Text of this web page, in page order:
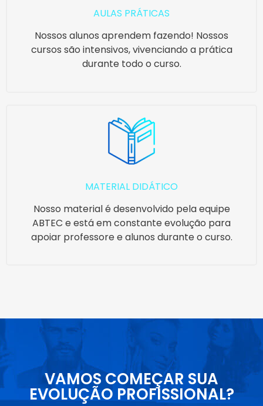
AULAS PRÁTICAS
Nossos alunos aprendem fazendo! Nossos
cursos são intensivos, vivenciando a prática
durante todo o curso.
MATERIAL DIDÁTICO
Nosso material é desenvolvido pela equipe
ABTEC e está em constante evolução para
apoiar professore e alunos durante o curso.
VAMOS COMEÇAR SUA
EVOLUÇÃO PROFISSIONAL?